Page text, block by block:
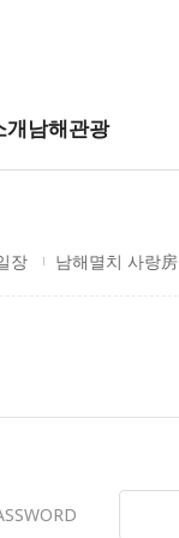
개남해관광
장 남해멸치 사랑房